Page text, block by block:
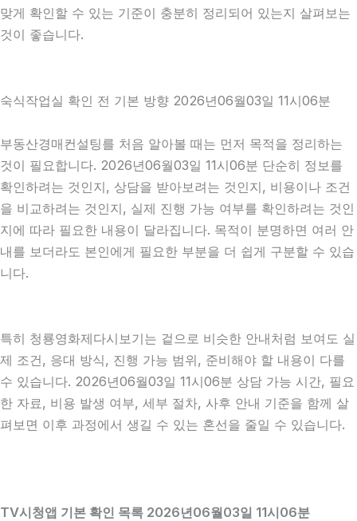
맞게 확인할 수 있는 기준이 충분히 정리되어 있는지 살펴보는
것이 좋습니다.
숙식작업실 확인 전 기본 방향 2026년06월03일 11시06분
부동산경매컨설팅를 처음 알아볼 때는 먼저 목적을 정리하는
것이 필요합니다. 2026년06월03일 11시06분 단순히 정보를
확인하려는 것인지, 상담을 받아보려는 것인지, 비용이나 조건
을 비교하려는 것인지, 실제 진행 가능 여부를 확인하려는 것인
지에 따라 필요한 내용이 달라집니다. 목적이 분명하면 여러 안
내를 보더라도 본인에게 필요한 부분을 더 쉽게 구분할 수 있습
니다.
특히 청룡영화제다시보기는 겉으로 비슷한 안내처럼 보여도 실
제 조건, 응대 방식, 진행 가능 범위, 준비해야 할 내용이 다를
수 있습니다. 2026년06월03일 11시06분 상담 가능 시간, 필요
한 자료, 비용 발생 여부, 세부 절차, 사후 안내 기준을 함께 살
펴보면 이후 과정에서 생길 수 있는 혼선을 줄일 수 있습니다.
TV시청앱 기본 확인 목록 2026년06월03일 11시06분